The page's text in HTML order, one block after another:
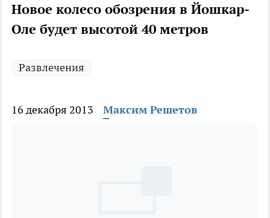
Новое колесо обозрения в Йошкар-
Оле будет высотой 40 метров
Развлечения
16 декабря 2013 Максим Решетов